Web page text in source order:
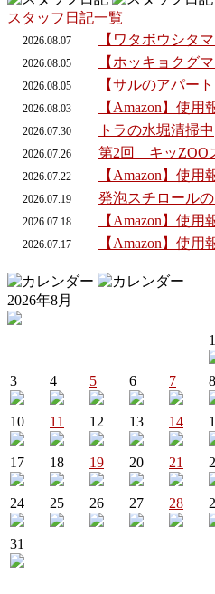
スタッフ日記一覧
2026.08.07 【ワタボウシタ
2026.08.05 【ホッキョクグ
2026.08.05 【サルのアパー
2026.08.03 【Amazon】使
2026.07.30 トラの水堀清掃中
2026.07.26 第2回 キッZOO
2026.07.22 【Amazon】使用
2026.07.19 発泡スチロール
2026.07.18 【Amazon】使用
2026.07.17 【Amazon】使用
2026年8月
1
3 4 5 6 7 8
10 11 12 13 14
17 18 19 20 21
24 25 26 27 28
31